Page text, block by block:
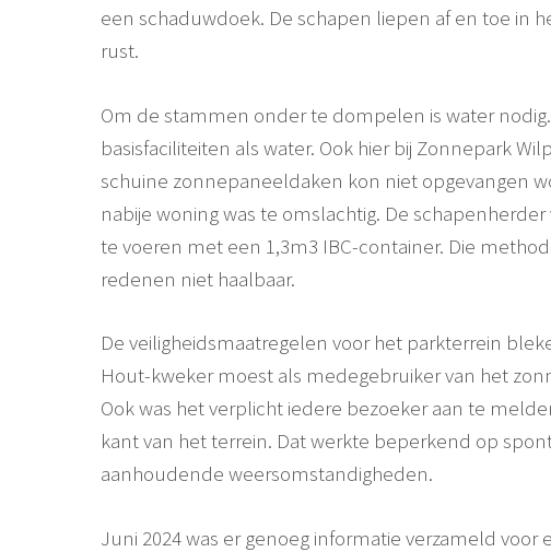
een schaduwdoek. De schapen liepen af en toe in
rust.
Om de stammen onder te dompelen is water
basisfaciliteiten als water. Ook hier bij Zonnepark
schuine zonnepaneeldaken kon niet opgevangen
nabije woning was te omslachtig. De
te voeren met een 1,3m3 IBC-container. Die
redenen niet haalbaar.
De veiligheidsmaatregelen voor het parkterrein
Hout-kweker moest als medegebruiker van het
Ook was het verplicht iedere bezoeker aan te
kant van het terrein. Dat werkte beperkend op
aanhoudende weersomstandigheden.
Juni 2024 was er genoeg informatie verzameld